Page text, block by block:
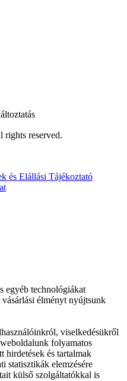
rights reserved.
és Elállási Tájékoztató
egyéb technológiákat
élményt nyújtsunk
viselkedésükről
folyamatos
hirdetések és tartalmak
statisztikák elemzésére
külső szolgáltatókkal is